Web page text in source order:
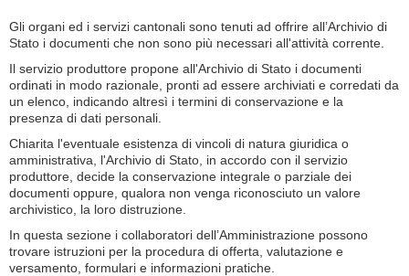
Gli organi ed i servizi cantonali sono tenuti ad offrire all’Archivio di
Stato i documenti che non sono più necessari all'attività corrente.
Il servizio produttore propone all'Archivio di Stato i documenti
ordinati in modo razionale, pronti ad essere archiviati e corredati da
un elenco, indicando altresì i termini di conservazione e la
presenza di dati personali.
Chiarita l'eventuale esistenza di vincoli di natura giuridica o
amministrativa, l'Archivio di Stato, in accordo con il servizio
produttore, decide la conservazione integrale o parziale dei
documenti oppure, qualora non venga riconosciuto un valore
archivistico, la loro distruzione.
In questa sezione i collaboratori dell’Amministrazione possono
trovare istruzioni per la procedura di offerta, valutazione e
versamento, formulari e informazioni pratiche.